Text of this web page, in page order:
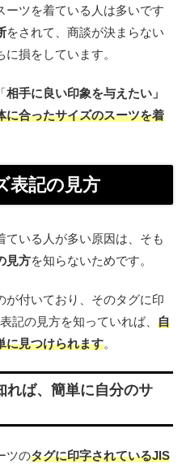
ーツを着ている人は多いです
をされて、商談が決まらない
損をしています。
相手に良い印象を与えたい」
に合ったサイズのスーツを着
表記の見方
いる人が多い原因は、そも
見方を知らないためです。
が付いており、そのタグに印
記の見方を知っていれば、 自
に見つけられます。
れば、簡単に自分のサ
ツのタグに印字されているJIS